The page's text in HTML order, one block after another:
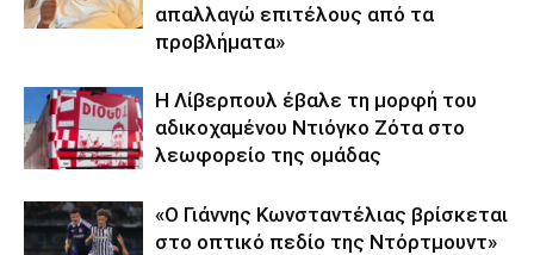
απαλλαγώ επιτέλους από τα
προβλήματα»
Η Λίβερπουλ έβαλε τη μορφή του
αδικοχαμένου Ντιόγκο Ζότα στο
λεωφορείο της ομάδας
«Ο Γιάννης Κωνσταντέλιας βρίσκεται
στο οπτικό πεδίο της Ντόρτμουντ»